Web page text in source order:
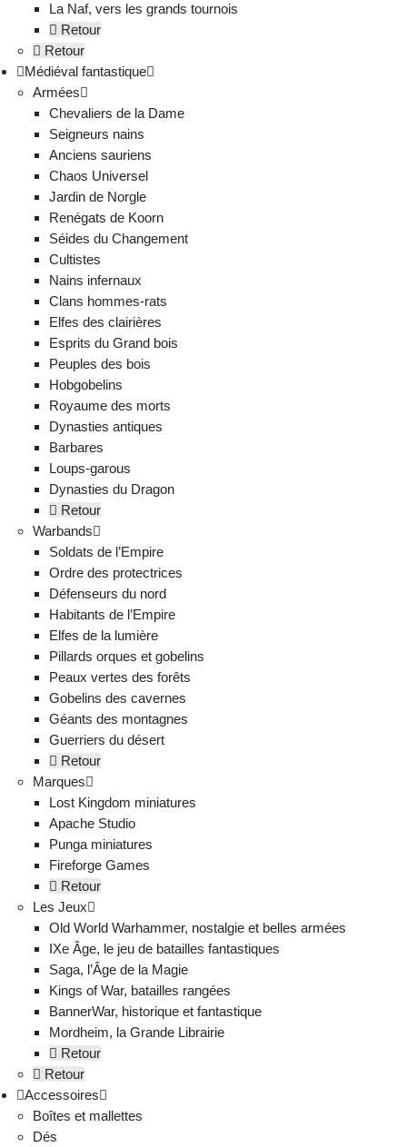
La Naf, vers les grands tournois
Retour
Retour
Médiéval fantastique
Armées
Chevaliers de la Dame
Seigneurs nains
Anciens sauriens
Chaos Universel
Jardin de Norgle
Renégats de Koorn
Séides du Changement
Cultistes
Nains infernaux
Clans hommes-rats
Elfes des clairières
Esprits du Grand bois
Peuples des bois
Hobgobelins
Royaume des morts
Dynasties antiques
Barbares
Loups-garous
Dynasties du Dragon
Retour
Warbands
Soldats de l’Empire
Ordre des protectrices
Défenseurs du nord
Habitants de l’Empire
Elfes de la lumière
Pillards orques et gobelins
Peaux vertes des forêts
Gobelins des cavernes
Géants des montagnes
Guerriers du désert
Retour
Marques
Lost Kingdom miniatures
Apache Studio
Punga miniatures
Fireforge Games
Retour
Les Jeux
Old World Warhammer, nostalgie et belles armées
IXe Âge, le jeu de batailles fantastiques
Saga, l’Âge de la Magie
Kings of War, batailles rangées
BannerWar, historique et fantastique
Mordheim, la Grande Librairie
Retour
Retour
Accessoires
Boîtes et mallettes
Dés